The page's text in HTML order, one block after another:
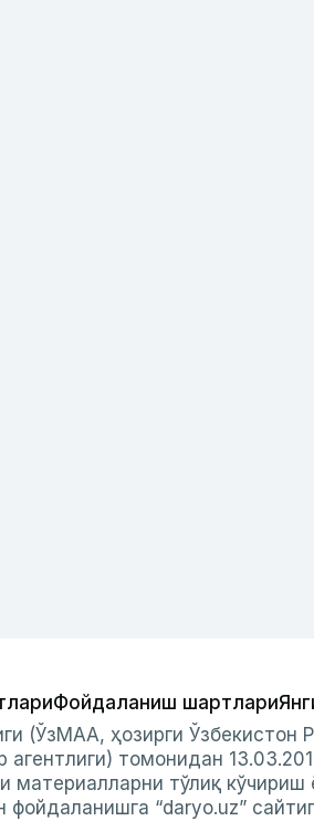
Фойдаланиш шартлари
(ЎзМАА, ҳозирги Ўзбекистон
томонидан
тўлиқ
“daryo.uz”